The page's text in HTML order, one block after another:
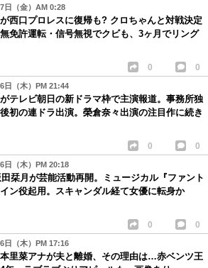
日（金）AM 0:28
西口プロレスに復帰も? クロちゃんと対戦決定
免許運転・信号無視でクビも、3ヶ月でリング
0 0
日（木）PM 21:44
テレビ朝日の新ドラマ枠で主演報道。事務所独
初の連ドラ出演。榮倉奈々出演の注目作に続き
0 0
日（木）PM 20:18
栞月が芸能活動再開。ミュージカル『ファント
ン役起用。スキャンダル経て女優に転身か
0 0
日（木）PM 17:16
里菜アナが夫と離婚、その理由は…赤ベンツ王